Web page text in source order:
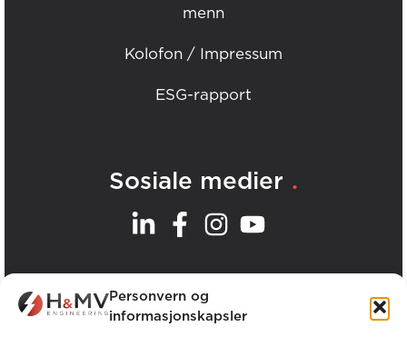
Personvern og
informasjonskapsler
menn
Kolofon / Impressum
ESG-rapport
Sosiale medier .
Våre kontorer